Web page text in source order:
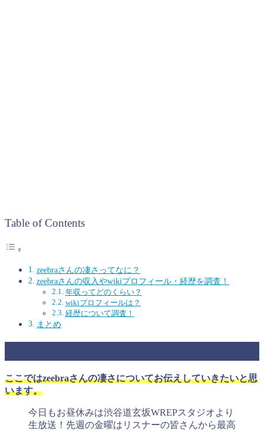
Table of Contents
zeebraさんの凄さってなに？
zeebraさんの収入やwikiプロフィール・経歴を調査！
年収ってどのくらい？
wikiプロフィールは？
経歴について調査！
まとめ
ここではzeebraさんの凄さについてお伝えしていきたいと思
います。
今日もお昼休みは渋谷道玄坂WREPスタジオより
生放送！先週の金曜はリスナーの皆さんから最高